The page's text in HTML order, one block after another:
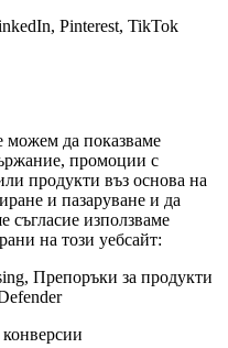
Pinterest, TikTok
можем да показваме
промоции с
продукти въз основа на
и пазаруване и да
съгласие използваме
на този уебсайт:
Препоръки за продукти